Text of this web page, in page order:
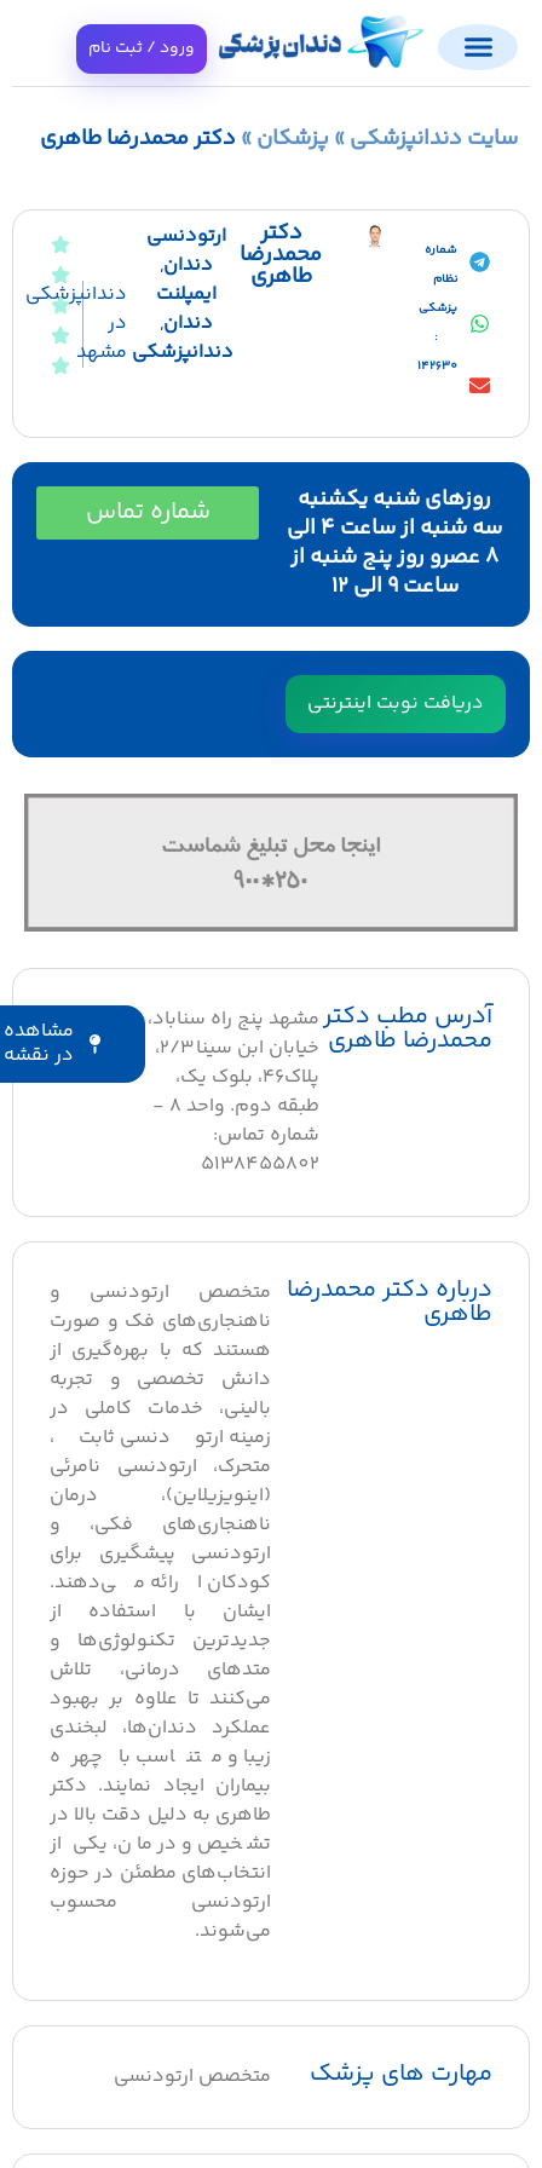
ورود / ثبت نام
دندانپزشکی»پزشکان»دکتر محمدرضا طاهری
شماره
پزشکی
142630
دکتر
محمدرضا
طاهری
ارتودنسی
دندان,
ایمپلنت
دندان,
دندانپزشکی
دندانپزشکی
مشهد
روزهای شنبه یکشنبه
سه شنبه از ساعت ۴ الی
۸ عصرو روز پنج شنبه از
ساعت ۹ الی ۱۲
شماره تماس
دریافت نوبت اینترنتی
آدرس مطب دکتر
محمدرضا طاهری
مشهد پنج راه سناباد،
خیابان ابن سینا ۲/۳،
پلاک۴۶، بلوک یک،
طبقه دوم. واحد ۸ -
شماره تماس:
5138455802
مشاهده
در نقشه
درباره دکتر محمدرضا
طاهری
متخصص ارتودنسی و
ناهنجاری‌های فک و صورت
هستند که با بهره‌گیری از
دانش تخصصی و تجربه
بالینی، خدمات کاملی در
زمینه ارتودنسی ثابت،
متحرک، ارتودنسی نامرئی
(اینویزیلاین)، درمان
ناهنجاری‌های فکی، و
ارتودنسی پیشگیری برای
کودکان ارائه می‌دهند.
ایشان با استفاده از
جدیدترین تکنولوژی‌ها و
متدهای درمانی، تلاش
می‌کنند تا علاوه بر بهبود
عملکرد دندان‌ها، لبخندی
زیبا و متناسب با چهره
بیماران ایجاد نمایند. دکتر
طاهری به دلیل دقت بالا در
تشخیص و درمان، یکی از
انتخاب‌های مطمئن در حوزه
ارتودنسی محسوب
می‌شوند.
مهارت های پزشک متخصص ارتودنسی